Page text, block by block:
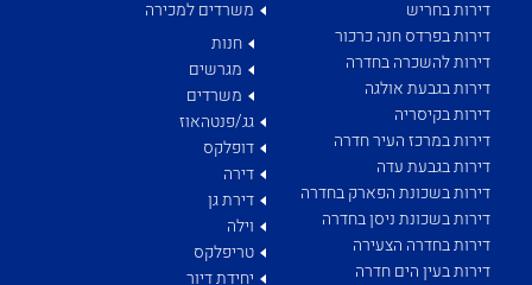
דירות בחריש
דירות בפרדס חנה כרכור
דירות להשכרה בחדרה
דירות בגבעת אולגה
דירות בקיסריה
דירות במרכז העיר חדרה
דירות בגבעת עדה
דירות בשכונת הפארק בחדרה
דירות בשכונת ניסן בחדרה
דירות בחדרה הצעירה
דירות בעין הים חדרה
משרדים למכירה
חנות
מגרשים
משרדים
גג/פנטהאוז
דופלקס
דירה
דירת גן
וילה
טריפלקס
יחידת דיור